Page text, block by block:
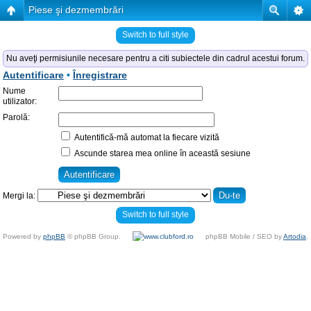
Piese şi dezmembrări
Switch to full style
Nu aveţi permisiunile necesare pentru a citi subiectele din cadrul acestui forum.
Autentificare • Înregistrare
Nume
utilizator:
Parolă:
Autentifică-mă automat la fiecare vizită
Ascunde starea mea online în această sesiune
Mergi la:
Switch to full style
Powered by phpBB © phpBB Group. phpBB Mobile / SEO byArtodia